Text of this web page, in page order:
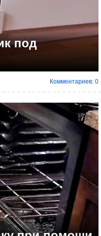
под
Комментариев: 0